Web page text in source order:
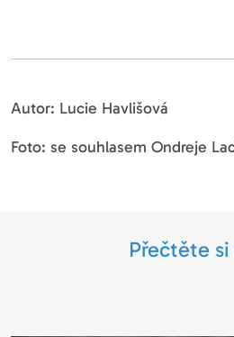
Autor: Lucie Havlišová
Foto: se souhlasem Ondreje
Přečtěte